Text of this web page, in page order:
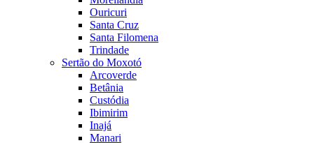
Ouricuri
Santa Cruz
Santa Filomena
Trindade
Sertão do Moxotó
Arcoverde
Betânia
Custódia
Ibimirim
Inajá
Manari